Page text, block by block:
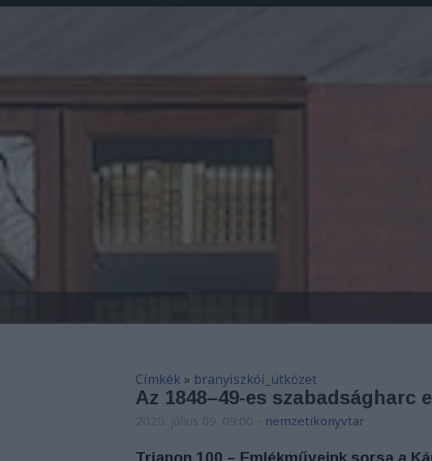
Címkék » branyiszkói_ütközet
Az 1848–49-es szabadságharc
nemzetikonyvtar
Trianon 100 – Emlékműveink sorsa a